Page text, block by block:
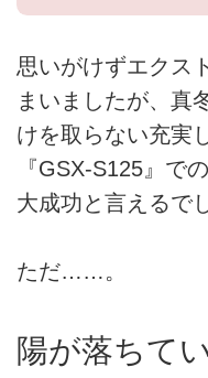
思いがけずエクス
まいましたが、真
けを取らない充実
『GSX-S125』で
大成功と言えるで
ただ……。
陽が落ちて